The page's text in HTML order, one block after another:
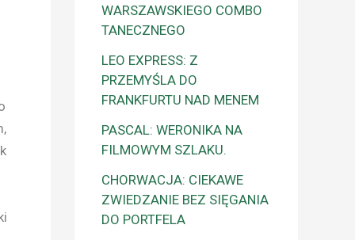
WARSZAWSKIEGO COMBO
TANECZNEGO
LEO EXPRESS: Z
PRZEMYŚLA DO
FRANKFURTU NAD MENEM
PASCAL: WERONIKA NA
FILMOWYM SZLAKU.
CHORWACJA: CIEKAWE
ZWIEDZANIE BEZ SIĘGANIA
DO PORTFELA